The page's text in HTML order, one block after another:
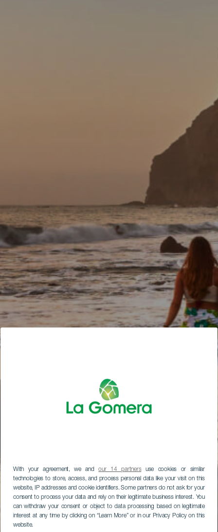
With your agreement, we andour 14 partnersuse cookies or similar
technologies to store, access, and process personal data like your visit on this
website, IP addresses and cookie identifiers. Some partners do not ask for your
consent to process your data and rely on their legitimate business interest. You
can withdraw your consent or object to data processing based on legitimate
interest at any time by clicking on “Learn More” or in our Privacy Policy on this
website.